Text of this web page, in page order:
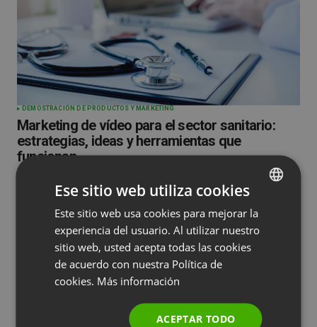
DEMOSTRACIÓN DE PRODUCTOS Y MARKETING
Marketing de vídeo para el sector sanitario:
estrategias, ideas y herramientas que
funcionan
ENGLISH
FRENCH
RUSSIAN
Ese sitio web utiliza cookies
Este sitio web usa cookies para mejorar la
experiencia del usuario. Al utilizar nuestro
sitio web, usted acepta todas las cookies
de acuerdo con nuestra Política de
cookies. Más información
ACEPTAR TODO